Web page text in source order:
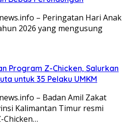
– Peringatan Hari Anak
2026 yang mengusung
Program Z-Chicken, Salurkan
untuk 35 Pelaku UMKM
– Badan Amil Zakat
Kalimantan Timur resmi
Chicken…